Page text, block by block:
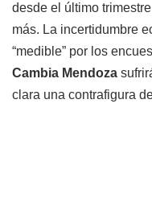
desde el último
más. La incertidumbre
“medible” por los
Cambia Mendoza
clara una contrafigura